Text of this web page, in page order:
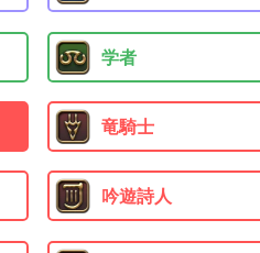
学者
竜騎士
吟遊詩人